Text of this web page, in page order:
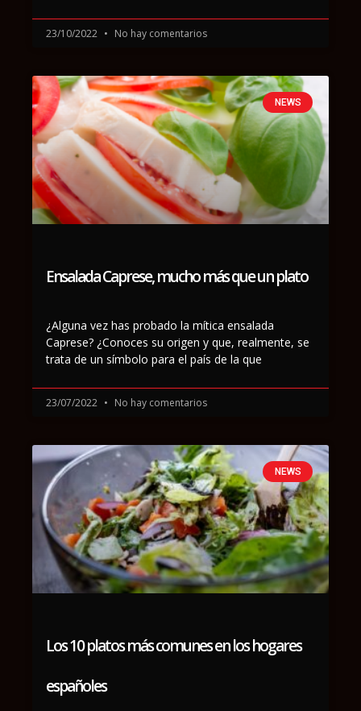
23/10/2022 No hay comentarios
NEWS
Ensalada Caprese, mucho más que un plato
¿Alguna vez has probado la mítica ensalada
Caprese? ¿Conoces su origen y que, realmente, se
trata de un símbolo para el país de la que
23/07/2022 No hay comentarios
NEWS
Los 10 platos más comunes en los hogares
españoles